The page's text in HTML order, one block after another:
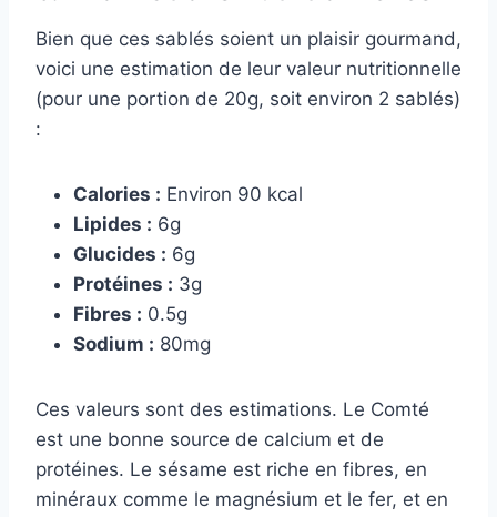
Bien que ces sablés soient un plaisir gourmand,
voici une estimation de leur valeur nutritionnelle
(pour une portion de 20g, soit environ 2 sablés)
:
Calories : Environ 90 kcal
Lipides : 6g
Glucides : 6g
Protéines : 3g
Fibres : 0.5g
Sodium : 80mg
Ces valeurs sont des estimations. Le Comté
est une bonne source de calcium et de
protéines. Le sésame est riche en fibres, en
minéraux comme le magnésium et le fer, et en